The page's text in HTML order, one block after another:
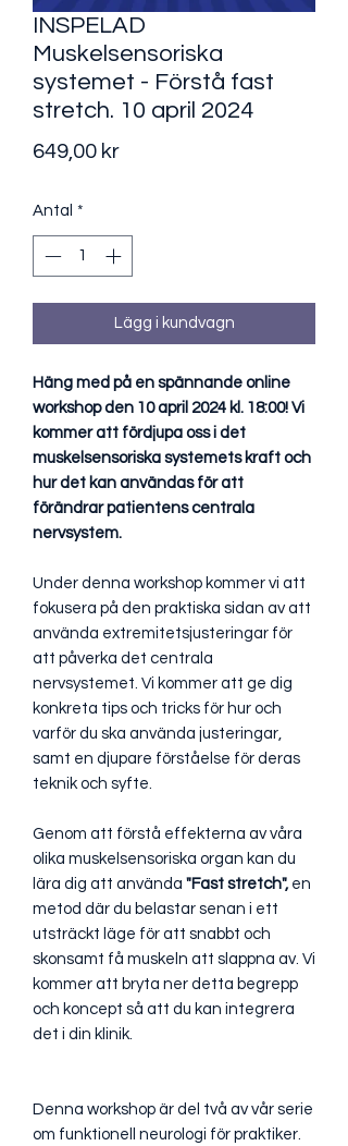
INSPELAD
Muskelsensoriska
systemet - Förstå fast
stretch. 10 april 2024
649,00 krPris
Antal *
Lägg i kundvagn
Häng med på en spännande online
workshop den 10 april 2024 kl. 18:00! Vi
kommer att fördjupa oss i det
muskelsensoriska systemets kraft och
hur det kan användas för att
förändrar patientens centrala
nervsystem.
Under denna workshop kommer vi att
fokusera på den praktiska sidan av att
använda extremitetsjusteringar för
att påverka det centrala
nervsystemet. Vi kommer att ge dig
konkreta tips och tricks för hur och
varför du ska använda justeringar,
samt en djupare förståelse för deras
teknik och syfte.
Genom att förstå effekterna av våra
olika muskelsensoriska organ kan du
lära dig att använda "Fast stretch",en
metod där du belastar senan i ett
utsträckt läge för att snabbt och
skonsamt få muskeln att slappna av. Vi
kommer att bryta ner detta begrepp
och koncept så att du kan integrera
det i din klinik.
Denna workshop är del två av vår serie
om funktionell neurologi för praktiker.